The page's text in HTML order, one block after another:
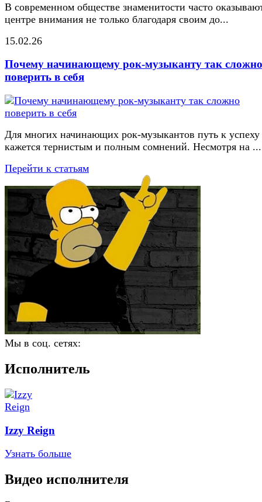
В современном обществе знаменитости часто
центре внимания не только благодаря своим до...
15.02.26
Почему начинающему рок-музыканту так сложно
поверить в себя
Для многих начинающих рок-музыкантов путь к успеху
кажется тернистым и полным сомнений. Несмотря на ...
Перейти к статьям
Мы в соц. сетях:
Исполнитель
Izzy Reign
Узнать больше
Видео исполнителя